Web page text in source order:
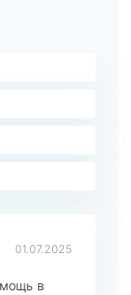
01.07.2025
в